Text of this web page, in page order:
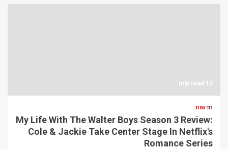
10 min read
חדשות
My Life With The Walter Boys Season 3 Review:
Cole & Jackie Take Center Stage In Netflix's
Romance Series